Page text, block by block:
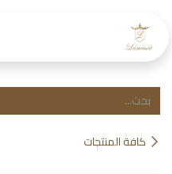
كافة المنتجات